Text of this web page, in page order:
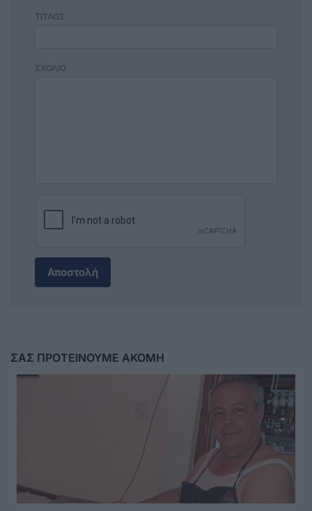
ΤΙΤΛΟΣ
ΣΧΟΛΙΟ
Αποστολή
ΣΑΣ ΠΡΟΤΕΙΝΟΥΜΕ ΑΚΟΜΗ